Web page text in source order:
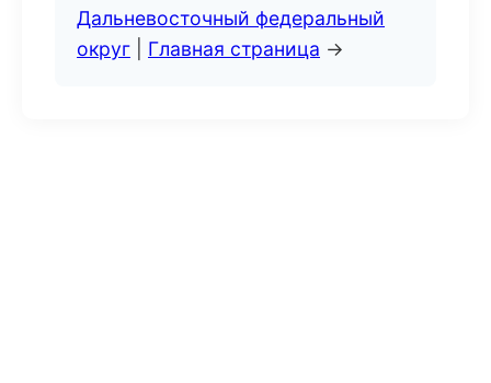
Дальневосточный федеральный
округ
Главная страница →